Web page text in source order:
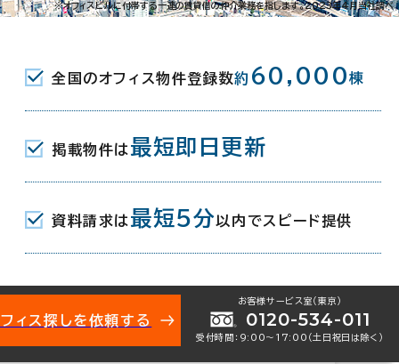
27分
※オフィスビルに付帯する一連の賃貸借の仲介業務を指します。2023年4月当社調べ
全国のオフィス物件登録数約 60,000棟
掲載物件は 最短即日更新
資料請求は 最短5分 以内でスピード提供
ィス探しを依頼する
お客様サービス室（東京）
0120-534-011
受付時間：9:00〜17:00（土日祝日は除く）